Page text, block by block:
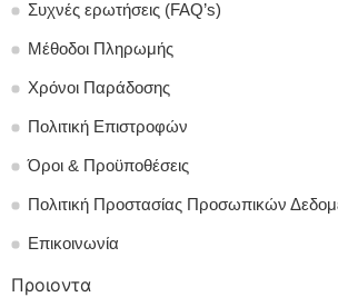
Συχνές ερωτήσεις (FAQ’s)
Μέθοδοι Πληρωμής
Χρόνοι Παράδοσης
Πολιτική Επιστροφών
Όροι & Προϋποθέσεις
Πολιτική Προστασίας Προσωπικών
Επικοινωνία
Προιοντα